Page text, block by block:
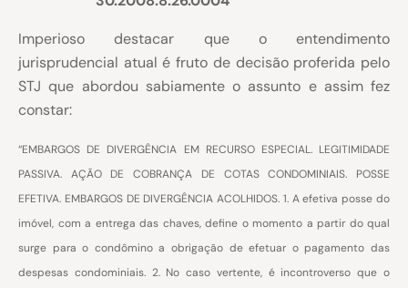
Imperioso destacar que o entendimento
jurisprudencial atual é fruto de decisão proferida pelo
STJ que abordou sabiamente o assunto e assim fez
constar:
“EMBARGOS DE DIVERGÊNCIA EM RECURSO ESPECIAL. LEGITIMIDADE
PASSIVA. AÇÃO DE COBRANÇA DE COTAS CONDOMINIAIS. POSSE
EFETIVA. EMBARGOS DE DIVERGÊNCIA ACOLHIDOS. 1. A efetiva posse do
imóvel, com a entrega das chaves, define o momento a partir do qual
surge para o condômino a obrigação de efetuar o pagamento das
despesas condominiais. 2. No caso vertente, é incontroverso que o